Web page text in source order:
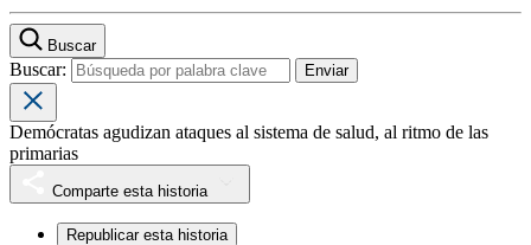
Buscar
Buscar:
Demócratas agudizan ataques al sistema de salud, al ritmo de las
primarias
Comparte esta historia
Republicar esta historia